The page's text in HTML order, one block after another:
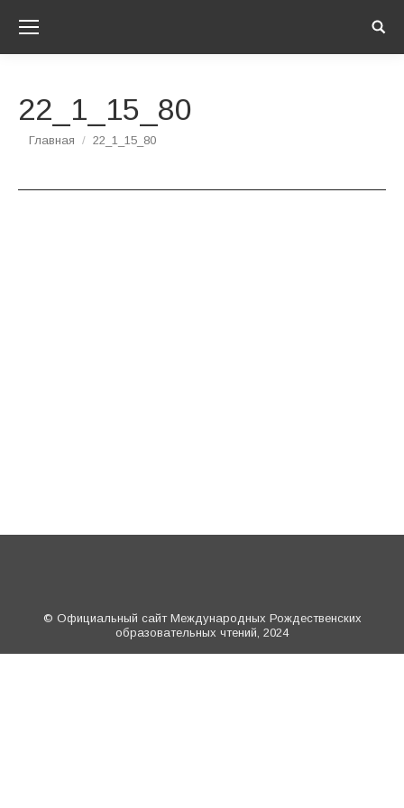
22_1_15_80
Вы здесь:
Главная 22_1_15_80
© Официальный сайт Международных Рождественских
образовательных чтений, 2024